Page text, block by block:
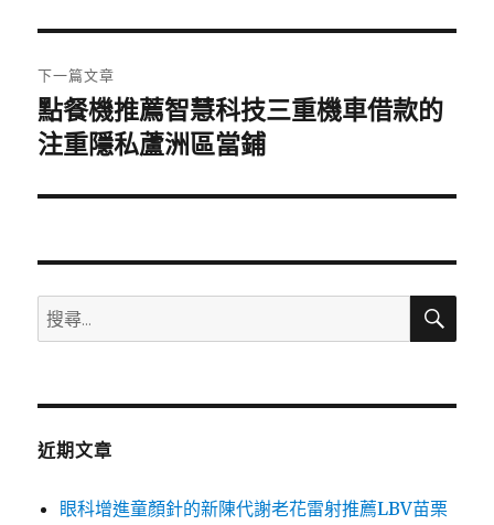
覽
文
章:
下一篇文章
下
一
文
點餐機推薦智慧科技三重機車借款的
注重隱私蘆洲區當鋪
搜
尋
鍵
搜
近期文章
眼科增進童顏針的新陳代謝老花雷射推薦LBV苗栗